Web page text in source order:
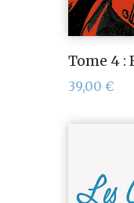
Tome 4 :
39,00 €